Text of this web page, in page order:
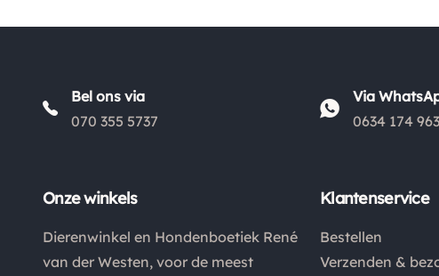
Bel ons via
070 355 5737
Via
0634 174 963
Onze winkels
Dierenwinkel en Hondenboetiek René
van der Westen, voor de meest
Klantenservice
Bestellen
Verzenden &